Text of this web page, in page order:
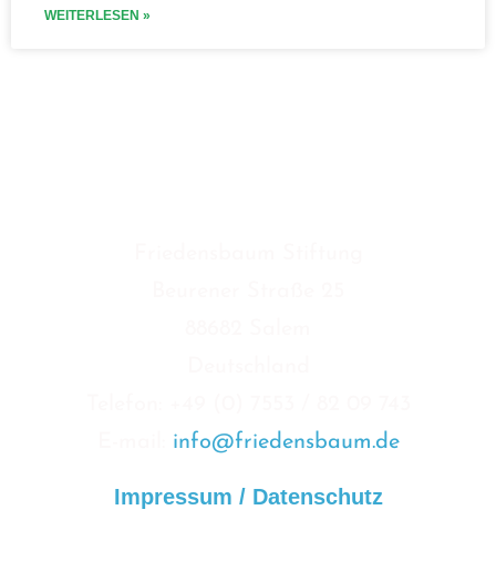
WEITERLESEN »
info@friedensbaum.de
Impressum / Datenschutz